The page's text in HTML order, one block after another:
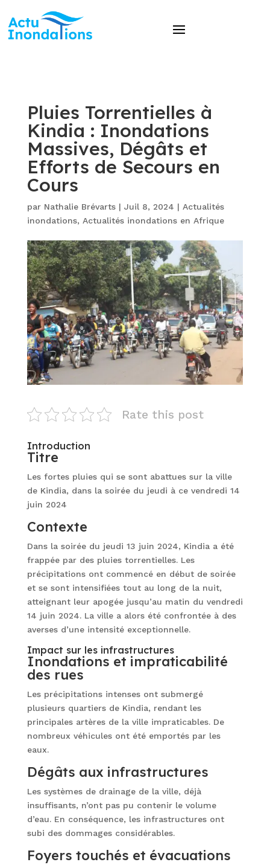
Pluies Torrentielles à
Kindia : Inondations
Massives, Dégâts et
Efforts de Secours en
Cours
par Nathalie Brévarts| Juil 8, 2024 | Actualités
inondations, Actualités inondations en Afrique
Rate this post
Introduction
Titre
Les fortes pluies qui se sont abattues sur la ville
de Kindia, dans la soirée du jeudi à ce vendredi 14
juin 2024
Contexte
Dans la soirée du jeudi 13 juin 2024, Kindia a été
frappée par des pluies torrentielles. Les
précipitations ont commencé en début de soirée
et se sont intensifiées tout au long de la nuit,
atteignant leur apogée jusqu’au matin du vendredi
14 juin 2024. La ville a alors été confrontée à des
averses d’une intensité exceptionnelle.
Impact sur les infrastructures
Inondations et impraticabilité
des rues
Les précipitations intenses ont submergé
plusieurs quartiers de Kindia, rendant les
principales artères de la ville impraticables. De
nombreux véhicules ont été emportés par les
eaux.
Dégâts aux infrastructures
Les systèmes de drainage de la ville, déjà
insuffisants, n’ont pas pu contenir le volume
d’eau. En conséquence, les infrastructures ont
subi des dommages considérables.
Foyers touchés et évacuations